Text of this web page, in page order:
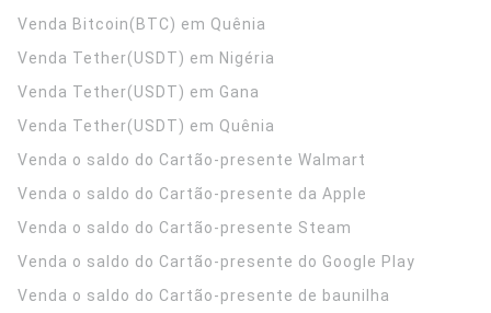
Venda Bitcoin(BTC) em Quênia
Venda Tether(USDT) em Nigéria
Venda Tether(USDT) em Gana
Venda Tether(USDT) em Quênia
Venda o saldo do Cartão-presente Walmart
Venda o saldo do Cartão-presente da Apple
Venda o saldo do Cartão-presente Steam
Venda o saldo do Cartão-presente do Google Play
Venda o saldo do Cartão-presente de baunilha